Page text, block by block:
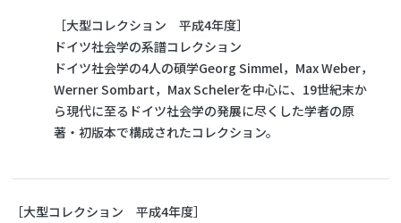
［大型コレクション 平成4年度］
ドイツ社会学の系譜コレクション
ドイツ社会学の4人の碩学Georg Simmel，Max Weber，
Werner Sombart，Max Schelerを中心に、19世紀末か
ら現代に至るドイツ社会学の発展に尽くした学者の原
著・初版本で構成されたコレクション。
［大型コレクション 平成4年度］